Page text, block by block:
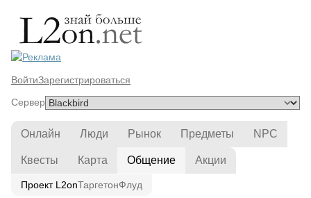
ВойтиЗарегистрироваться
Сервер
Онлайн Люди Рынок Предметы NPC
Квесты Карта Общение Акции
Проект L2onТаргетонФлуд